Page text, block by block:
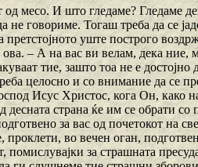
месо. И што гледаме? Гледаме
не говориме. Тогаш треба да се
уште построго
– А на вас ви велам, дека ние,
тие, зашто тоа не е достојно
целосно и со внимание да се
Исус Христос, кога Он, како
десната страна ќе им се обрати со
за вас од почетокот на
проклети, во вечен оган,
помислувајки за страшната